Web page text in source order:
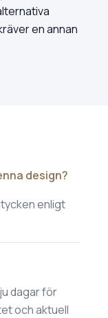
en annan
design?
enligt
dagar för
och aktuell